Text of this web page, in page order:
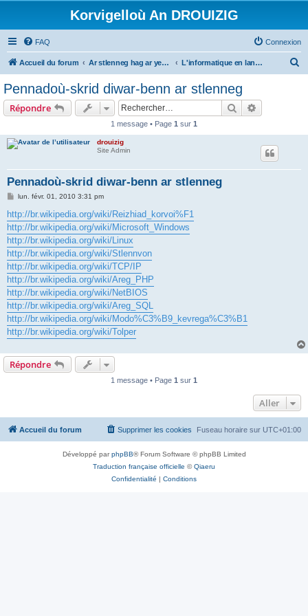
Korvigelloù An DROUIZIG
FAQ Connexion
Accueil du forum Ar stlenneg hag ar yezhoù bihan er bed a-bezh L'informatique en langues régionales et minoritaires
Pennadoù-skrid diwar-benn ar stlenneg
Répondre Rechercher
1 message • Page 1 sur 1
drouizig
Site Admin
Pennadoù-skrid diwar-benn ar stlenneg
M
s
s
a
g
e
lun. févr. 01, 2010 3:31 pm
http://br.wikipedia.org/wiki/Reizhiad_korvoi%F1
http://br.wikipedia.org/wiki/Microsoft_Windows
http://br.wikipedia.org/wiki/Linux
http://br.wikipedia.org/wiki/Stlennvon
http://br.wikipedia.org/wiki/TCP/IP
http://br.wikipedia.org/wiki/Areg_PHP
http://br.wikipedia.org/wiki/NetBIOS
http://br.wikipedia.org/wiki/Areg_SQL
http://br.wikipedia.org/wiki/Modo%C3%B9_kevrega%C3%B1
http://br.wikipedia.org/wiki/Tolper
Répondre
1 message • Page 1 sur 1
Aller
Accueil du forum Fuseau horaire sur UTC+01:00
Supprimer les cookies
Développé parphpBB® Forum Software © phpBB Limited
Traduction française officielle ©Qiaeru
Confidentialité | Conditions